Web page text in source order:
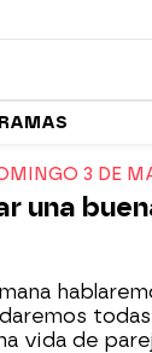
3 DE
una
vida de